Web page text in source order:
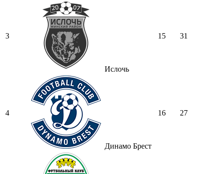
3
Ислочь
15 31
4
Динамо Брест
16 27